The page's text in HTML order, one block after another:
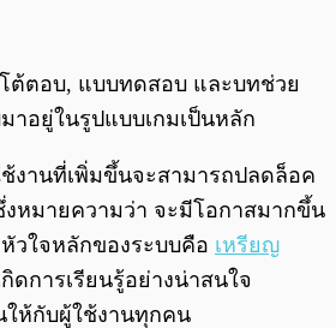
ต้ตอบ, แบบทดสอบ และบทช่วย
าอยู่ในรูปแบบเกมเป็นหลัก
งานที่เพิ่มขึ้นจะสามารถปลดล็อค
งหมายความว่า จะมีโอกาสมากขึ้น
วใจหลักของระบบคือ เหรียญ
ดการเรียนรู้อย่างน่าสนใจ
ให้กับผู้ใช้งานทุกคน